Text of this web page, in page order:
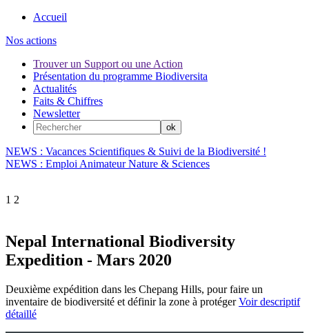
Accueil
Nos actions
Trouver un Support ou une Action
Présentation du programme Biodiversita
Actualités
Faits & Chiffres
Newsletter
NEWS : Vacances Scientifiques & Suivi de la Biodiversité !
NEWS : Emploi Animateur Nature & Sciences
1 2
Nepal International Biodiversity
Expedition - Mars 2020
Deuxième expédition dans les Chepang Hills, pour faire un
inventaire de biodiversité et définir la zone à protégerVoir descriptif
détaillé